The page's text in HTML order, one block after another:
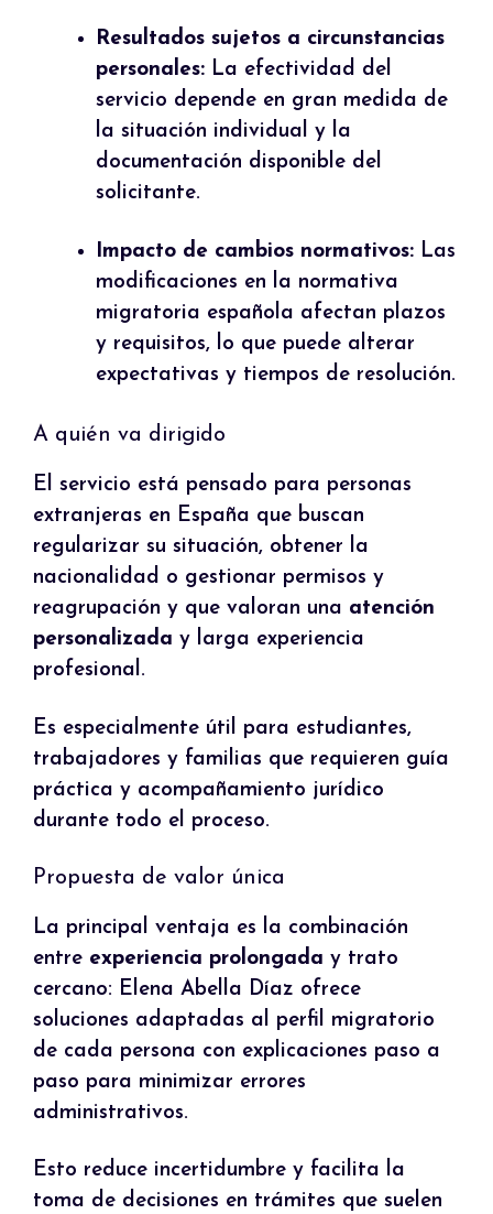
Resultados sujetos a circunstancias
personales: La efectividad del
servicio depende en gran medida de
la situación individual y la
documentación disponible del
solicitante.
Impacto de cambios normativos: Las
modificaciones en la normativa
migratoria española afectan plazos
y requisitos, lo que puede alterar
expectativas y tiempos de resolución.
A quién va dirigido
El servicio está pensado para personas
extranjeras en España que buscan
regularizar su situación, obtener la
nacionalidad o gestionar permisos y
reagrupación y que valoran una atención
personalizada y larga experiencia
profesional.
Es especialmente útil para estudiantes,
trabajadores y familias que requieren guía
práctica y acompañamiento jurídico
durante todo el proceso.
Propuesta de valor única
La principal ventaja es la combinación
entre experiencia prolongada y trato
cercano: Elena Abella Díaz ofrece
soluciones adaptadas al perfil migratorio
de cada persona con explicaciones paso a
paso para minimizar errores
administrativos.
Esto reduce incertidumbre y facilita la
toma de decisiones en trámites que suelen